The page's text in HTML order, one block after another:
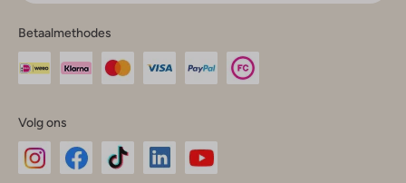
Betaalmethodes
Volg ons